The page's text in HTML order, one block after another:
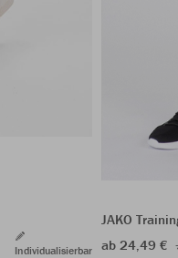
Individualisierbar
JAKO
ab 24,49 €